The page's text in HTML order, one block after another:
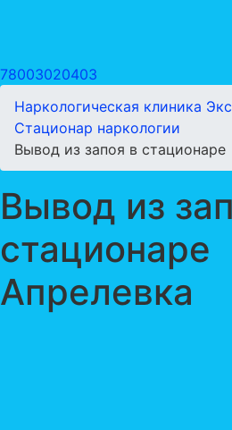
78003020403
Наркологическая клиника
Стационар наркологии
Вывод из запоя в стационаре
Вывод из
стационаре
Апрелевка